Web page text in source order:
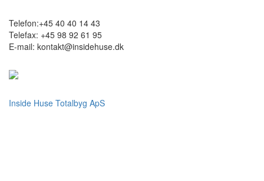
Telefon:+45 40 40 14 43
Telefax: +45 98 92 61 95
E-mail: kontakt@insidehuse.dk
Inside Huse Totalbyg ApS